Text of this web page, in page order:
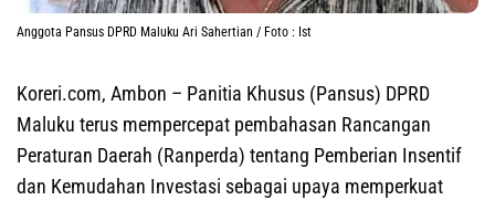
Anggota Pansus DPRD Maluku Ari Sahertian / Foto : Ist
Koreri.com, Ambon – Panitia Khusus (Pansus) DPRD
Maluku terus mempercepat pembahasan Rancangan
Peraturan Daerah (Ranperda) tentang Pemberian Insentif
dan Kemudahan Investasi sebagai upaya memperkuat